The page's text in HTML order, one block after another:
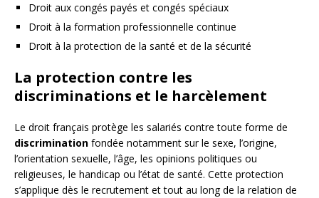
Droit aux congés payés et congés spéciaux
Droit à la formation professionnelle continue
Droit à la protection de la santé et de la sécurité
La protection contre les
discriminations et le harcèlement
Le droit français protège les salariés contre toute forme de
discrimination fondée notamment sur le sexe, l’origine,
l’orientation sexuelle, l’âge, les opinions politiques ou
religieuses, le handicap ou l’état de santé. Cette protection
s’applique dès le recrutement et tout au long de la relation de